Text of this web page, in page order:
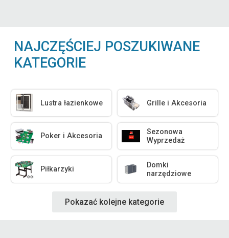
NAJCZĘŚCIEJ POSZUKIWANE
KATEGORIE
Lustra łazienkowe Grille i Akcesoria
Poker i Akcesoria
Sezonowa
Wyprzedaż
Piłkarzyki
Domki
narzędziowe
Pokazać kolejne kategorie